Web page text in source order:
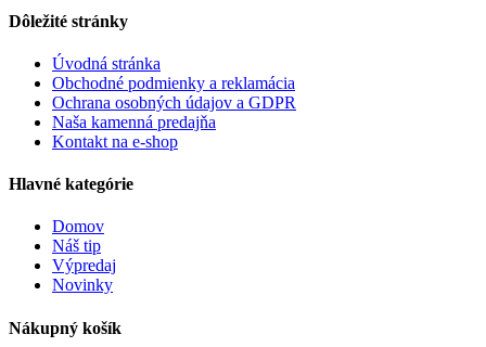
Dôležité stránky
Úvodná stránka
Obchodné podmienky a reklamácia
Ochrana osobných údajov a GDPR
Naša kamenná predajňa
Kontakt na e-shop
Hlavné kategórie
Domov
Náš tip
Výpredaj
Novinky
Nákupný košík